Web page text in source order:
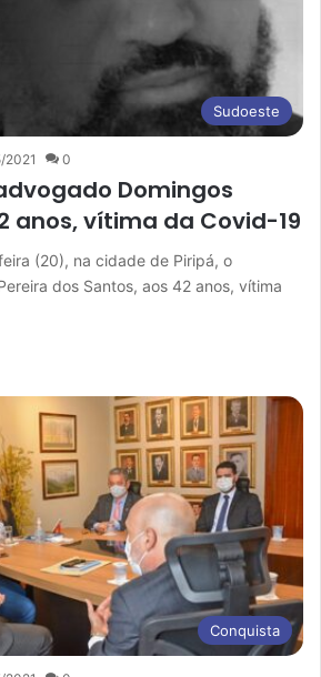
Sudoeste
2021 0
Domingos
anos, vítima da Covid-19
(20), na cidade de Piripá, o
dos Santos, aos 42 anos, vítima
Conquista